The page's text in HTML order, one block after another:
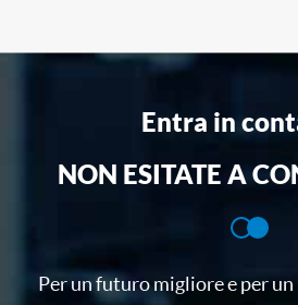
Entra in
NON ESITATE A
Per un futuro migliore e per